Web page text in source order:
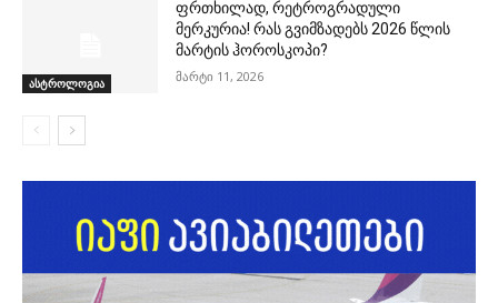
ასტროლოგია
ფრთხილად, რეტროგრადული
მერკურია! რას გვიმზადებს 2026 წლის
მარტის ჰოროსკოპი?
მარტი 11, 2026